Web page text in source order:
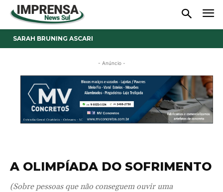
SARAH BRUNING ASCARI
- Anúncio -
A OLIMPÍADA DO SOFRIMENTO
(Sobre pessoas que não conseguem ouvir uma